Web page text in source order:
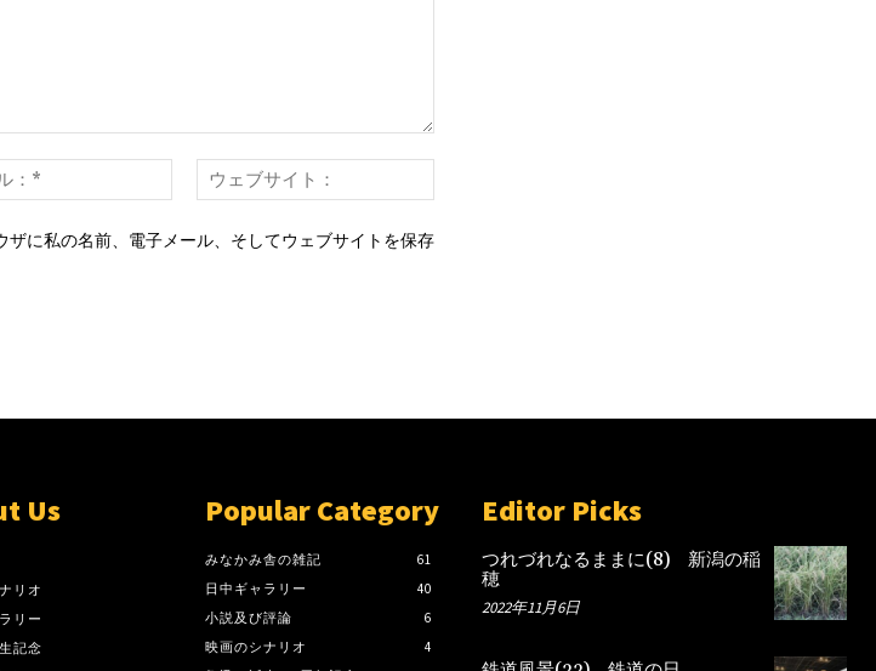
メ
ル：
ェ
サ
に私の名前、電子メール、そしてウェブサイトを保存
Us
リオ
リー
記念
Popular Category
みなかみ舎の雑記
61
日中ギャラリー
40
小説及び評論
6
映画のシナリオ
4
Editor Picks
つれづれなるままに(8) 新潟の稲
穂
2022年11月6日